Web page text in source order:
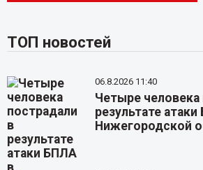
ТОП новостей
06.8.2026 11:40
Четыре человека
результате
Нижегородской